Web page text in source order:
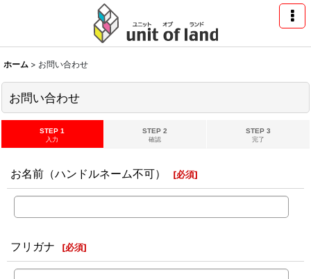
ホーム > お問い合わせ
お問い合わせ
STEP 1
入力
STEP 2
確認
STEP 3
完了
お名前（ハンドルネーム不可） [必須]
フリガナ [必須]